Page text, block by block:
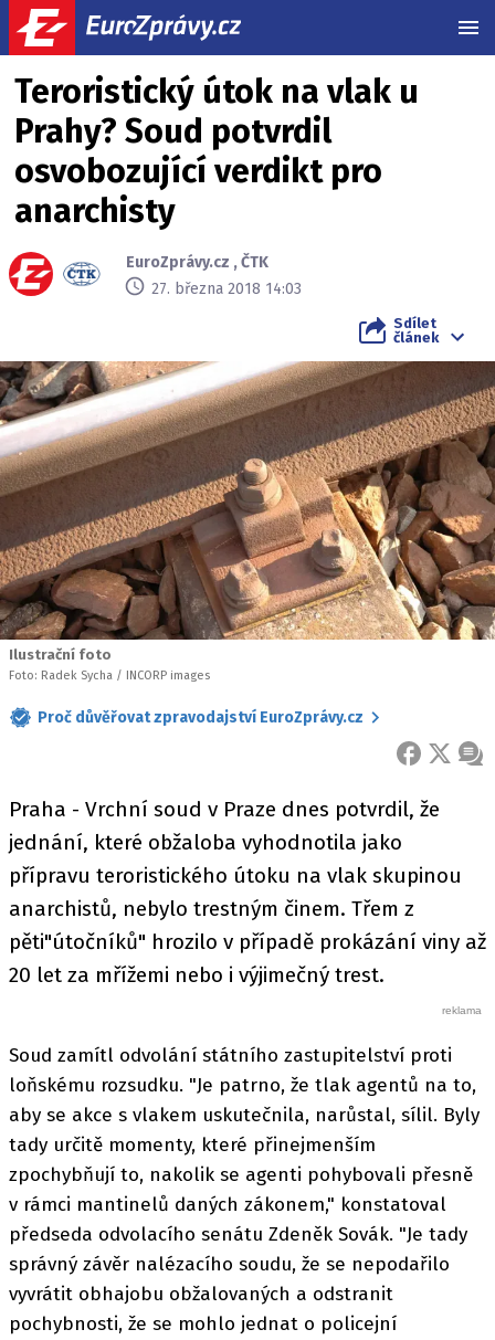
Teroristický útok na vlak u
Prahy? Soud potvrdil
osvobozující verdikt pro
anarchisty
EuroZprávy.cz ,ČTK
27. března 2018 14:03
Sdílet
článek
Ilustrační foto
Foto: Radek Sycha / INCORP images
Proč důvěřovat zpravodajství EuroZprávy.cz
FACEBOOK
X
Praha - Vrchní soud v Praze dnes potvrdil, že
jednání, které obžaloba vyhodnotila jako
přípravu teroristického útoku na vlak skupinou
anarchistů, nebylo trestným činem. Třem z
pěti"útočníků" hrozilo v případě prokázání viny až
20 let za mřížemi nebo i výjimečný trest.
Soud zamítl odvolání státního zastupitelství proti
loňskému rozsudku. "Je patrno, že tlak agentů na to,
aby se akce s vlakem uskutečnila, narůstal, sílil. Byly
tady určitě momenty, které přinejmenším
zpochybňují to, nakolik se agenti pohybovali přesně
v rámci mantinelů daných zákonem," konstatoval
předseda odvolacího senátu Zdeněk Sovák. "Je tady
správný závěr nalézacího soudu, že se nepodařilo
vyvrátit obhajobu obžalovaných a odstranit
pochybnosti, že se mohlo jednat o policejní